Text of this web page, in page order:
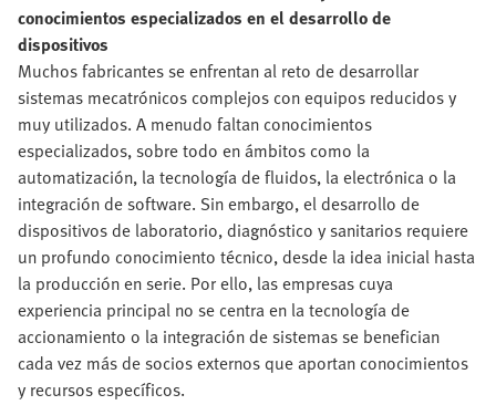
conocimientos especializados en el desarrollo de
dispositivos
Muchos fabricantes se enfrentan al reto de desarrollar
sistemas mecatrónicos complejos con equipos reducidos y
muy utilizados. A menudo faltan conocimientos
especializados, sobre todo en ámbitos como la
automatización, la tecnología de fluidos, la electrónica o la
integración de software. Sin embargo, el desarrollo de
dispositivos de laboratorio, diagnóstico y sanitarios requiere
un profundo conocimiento técnico, desde la idea inicial hasta
la producción en serie. Por ello, las empresas cuya
experiencia principal no se centra en la tecnología de
accionamiento o la integración de sistemas se benefician
cada vez más de socios externos que aportan conocimientos
y recursos específicos.